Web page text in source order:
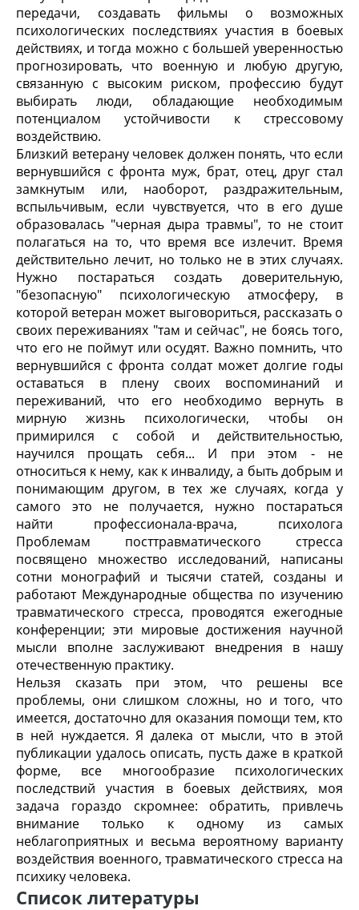
передачи, создавать фильмы о возможных
психологических последствиях участия в боевых
действиях, и тогда можно с большей уверенностью
прогнозировать, что военную и любую другую,
связанную с высоким риском, профессию будут
выбирать люди, обладающие необходимым
потенциалом устойчивости к стрессовому
воздействию.
Близкий ветерану человек должен понять, что если
вернувшийся с фронта муж, брат, отец, друг стал
замкнутым или, наоборот, раздражительным,
вспыльчивым, если чувствуется, что в его душе
образовалась "черная дыра травмы", то не стоит
полагаться на то, что время все излечит. Время
действительно лечит, но только не в этих случаях.
Нужно постараться создать доверительную,
"безопасную" психологическую атмосферу, в
которой ветеран может выговориться, рассказать о
своих переживаниях "там и сейчас", не боясь того,
что его не поймут или осудят. Важно помнить, что
вернувшийся с фронта солдат может долгие годы
оставаться в плену своих воспоминаний и
переживаний, что его необходимо вернуть в
мирную жизнь психологически, чтобы он
примирился с собой и действительностью,
научился прощать себя... И при этом - не
относиться к нему, как к инвалиду, а быть добрым и
понимающим другом, в тех же случаях, когда у
самого это не получается, нужно постараться
найти профессионала-врача, психолога
Проблемам посттравматического стресса
посвящено множество исследований, написаны
сотни монографий и тысячи статей, созданы и
работают Международные общества по изучению
травматического стресса, проводятся ежегодные
конференции; эти мировые достижения научной
мысли вполне заслуживают внедрения в нашу
отечественную практику.
Нельзя сказать при этом, что решены все
проблемы, они слишком сложны, но и того, что
имеется, достаточно для оказания помощи тем, кто
в ней нуждается. Я далека от мысли, что в этой
публикации удалось описать, пусть даже в краткой
форме, все многообразие психологических
последствий участия в боевых действиях, моя
задача гораздо скромнее: обратить, привлечь
внимание только к одному из самых
неблагоприятных и весьма вероятному варианту
воздействия военного, травматического стресса на
психику человека.
Список литературы